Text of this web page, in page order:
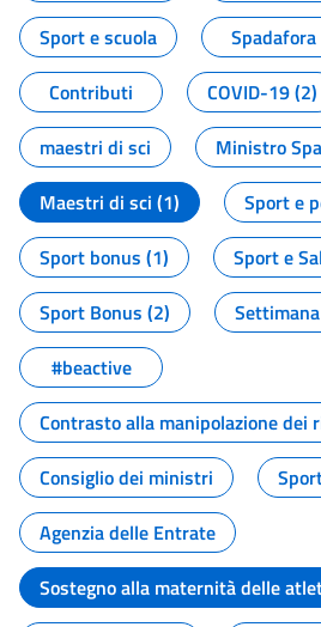
Sport e scuola
Spadafora
Contributi
COVID-19 (2)
maestri di sci
Ministro
Maestri di sci (1)
Sport e
Sport bonus (1)
Sport e
Sport Bonus (2)
#beactive
Contrasto alla manipolazione
Consiglio dei ministri
Agenzia delle Entrate
Sostegno alla maternità delle